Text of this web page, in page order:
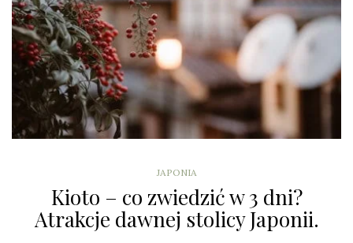
JAPONIA
Kioto – co zwiedzić w 3 dni?
Atrakcje dawnej stolicy Japonii.